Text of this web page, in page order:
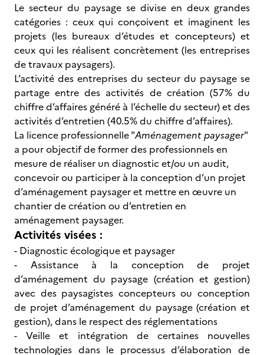
Le secteur du paysage se divise en deux grandes
catégories : ceux qui conçoivent et imaginent les
projets (les bureaux d’études et concepteurs) et
ceux qui les réalisent concrètement (les entreprises
de travaux paysagers).
L’activité des entreprises du secteur du paysage se
partage entre des activités de création (57% du
chiffre d’affaires généré à l’échelle du secteur) et des
activités d’entretien (40.5% du chiffre d’affaires).
La licence professionnelle "Aménagement paysager"
a pour objectif de former des professionnels en
mesure de réaliser un diagnostic et/ou un audit,
concevoir ou participer à la conception d’un projet
d’aménagement paysager et mettre en œuvre un
chantier de création ou d’entretien en
aménagement paysager.
Activités visées :
- Diagnostic écologique et paysager
- Assistance à la conception de projet
d’aménagement du paysage (création et gestion)
avec des paysagistes concepteurs ou conception
de projet d’aménagement du paysage (création et
gestion), dans le respect des réglementations
- Veille et intégration de certaines nouvelles
technologies dans le processus d’élaboration de